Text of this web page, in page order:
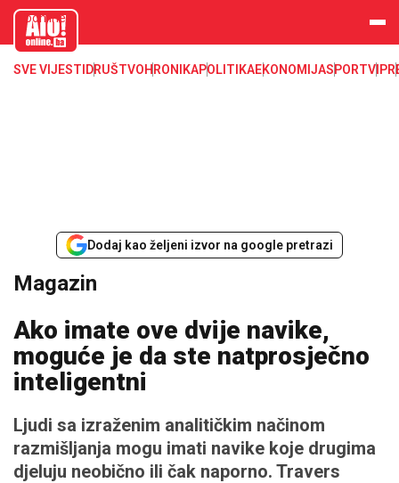
aloonline.b
SVE VIJESTI DRUŠTVOHRONIKAPOLITIKAEKONOMIJASPORTVIP
Dodaj kao željeni izvor na google pretrazi
Magazin
Ako imate ove dvije navike,
moguće je da ste natprosječno
inteligentni
Ljudi sa izraženim analitičkim načinom
razmišljanja mogu imati navike koje drugima
djeluju neobično ili čak naporno. Travers